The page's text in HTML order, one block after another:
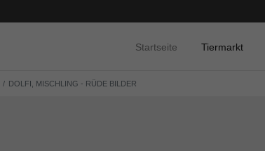
Startseite Tiermarkt
DOLFI, MISCHLING - RÜDE BILDER